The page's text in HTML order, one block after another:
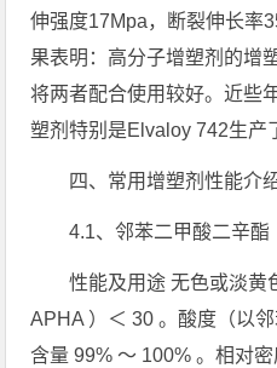
伸强度17Mpa，断裂伸长率
果表明：高分子增塑剂的增
将两者配合使用较好。近些
塑剂特别是Elvaloy 742生产
四、常用增塑剂性能介
4.1、邻苯二甲酸二辛酯
性能及用途 无色或淡黄
APHA ）＜ 30 。酸度（以
含量 99% ～ 100% 。相对